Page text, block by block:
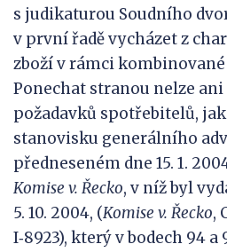
s judikaturou Soudního
v první řadě vycházet z
zboží v rámci
Ponechat stranou nelze
požadavků spotřebitelů,
stanovisku generálního
předneseném dne 15. 1.
Komise v. Řecko, v níž byl
5. 10. 2004, (Komise v. Řecko,
I‑8923), který v bodech 94 a